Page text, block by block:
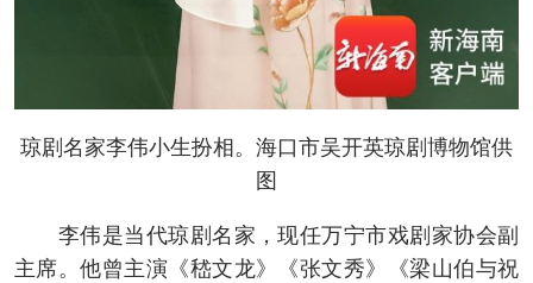
琼剧名家李伟小生扮相。海口市吴开英琼剧博物馆供
图
李伟是当代琼剧名家，现任万宁市戏剧家协会副
主席。他曾主演《嵇文龙》《张文秀》《梁山伯与祝